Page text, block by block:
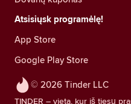
© 2026 Tinder LLC
TINDER – vieta, kur iš tiesų
Atsisiųsk programėlę!
App Store
Google Play Store